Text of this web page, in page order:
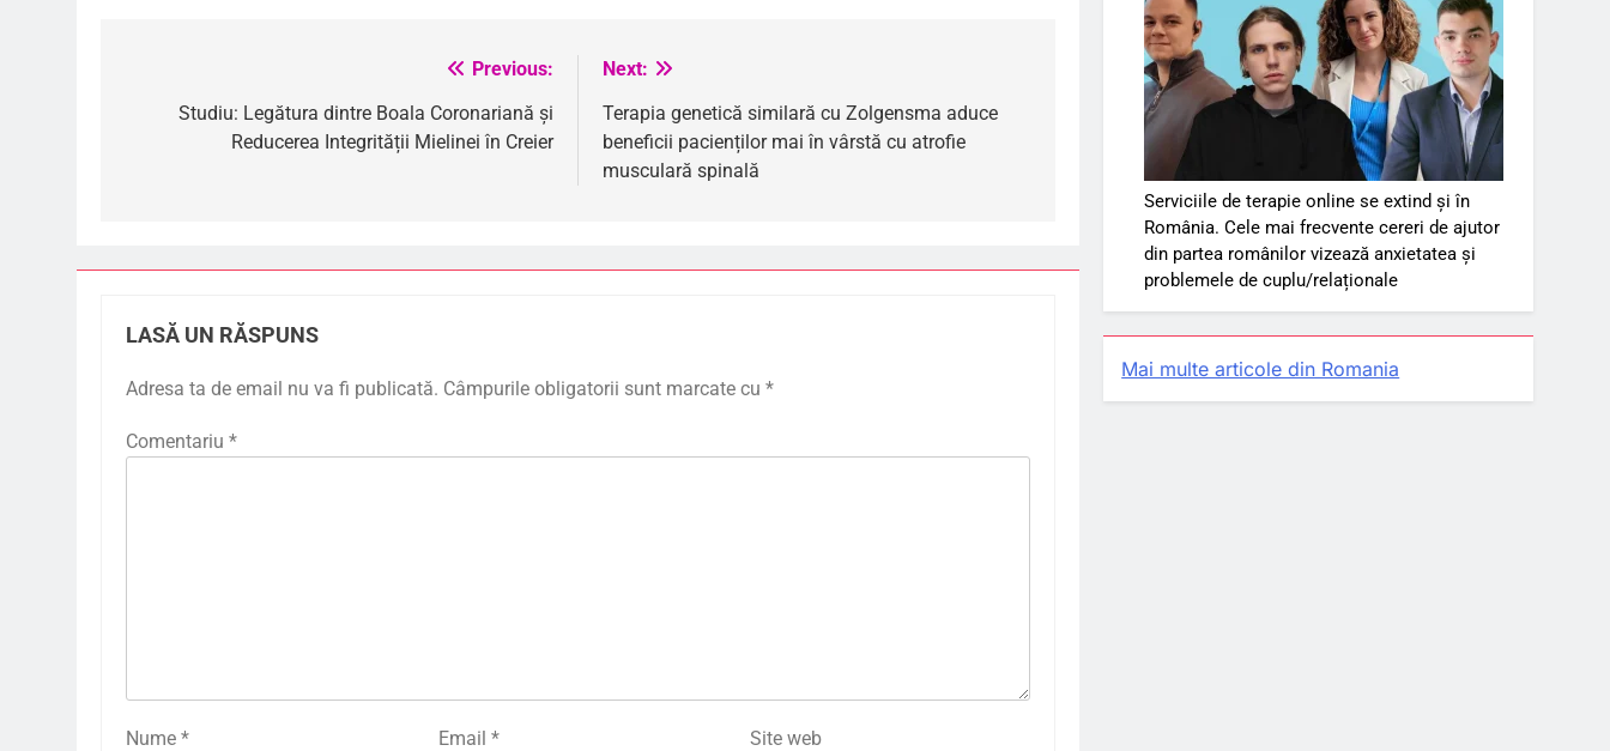
Previous:
Studiu: Legătura dintre Boala Coronariană și
Reducerea Integrității Mielinei în Creier
Next:
Terapia genetică similară cu Zolgensma aduce
beneficii pacienților mai în vârstă cu atrofie
musculară spinală
LASĂ UN RĂSPUNS
Adresa ta de email nu va fi publicată. Câmpurile obligatorii sunt marcate cu *
Comentariu *
Nume * Email * Site web
Serviciile de terapie online se extind și în
România. Cele mai frecvente cereri de ajutor
din partea românilor vizează anxietatea și
problemele de cuplu/relaționale
Mai multe articole din Romania